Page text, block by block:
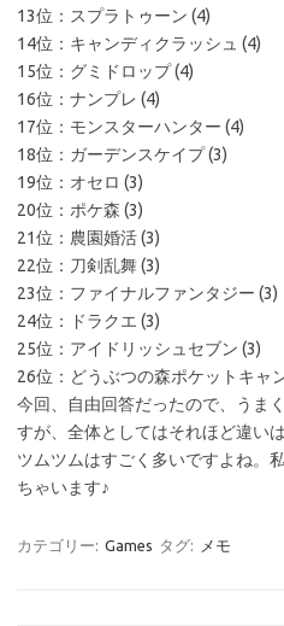
13位：スプラトゥーン (4)
14位：キャンディクラッシュ (4)
15位：グミドロップ (4)
16位：ナンプレ (4)
17位：モンスターハンター (4)
18位：ガーデンスケイプ (3)
19位：オセロ (3)
20位：ポケ森 (3)
21位：農園婚活 (3)
22位：刀剣乱舞 (3)
23位：ファイナルファンタジー (3)
24位：ドラクエ (3)
25位：アイドリッシュセブン (3)
26位：どうぶつの森ポケットキャ
今回、自由回答だったので、うま
すが、全体としてはそれほど違い
ツムツムはすごく多いですよね。
ちゃいます♪
カテゴリー: Games タグ: メモ